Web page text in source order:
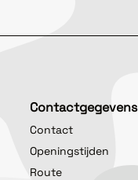
Contactgegevens
Contact
Openingstijden
Route